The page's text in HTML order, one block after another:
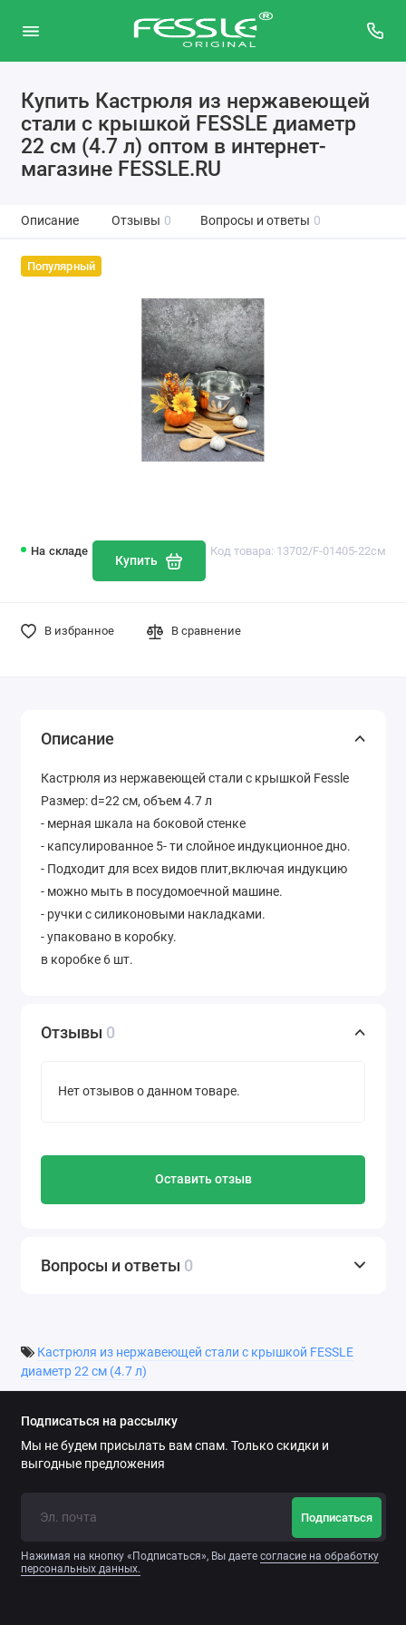
Купить Кастрюля из нержавеющей
стали с крышкой FESSLE диаметр
22 см (4.7 л) оптом в интернет-
магазине FESSLE.RU
Описание Отзывы 0 Вопросы и ответы 0
Популярный
На складе Код товара: 13702/F-01405-22см
Купить
В избранное В сравнение
Описание
Кастрюля из нержавеющей стали с крышкой Fessle
Размер: d=22 см, объем 4.7 л
- мерная шкала на боковой стенке
- капсулированное 5- ти слойное индукционное дно.
- Подходит для всех видов плит,включая индукцию
- можно мыть в посудомоечной машине.
- ручки с силиконовыми накладками.
- упаковано в коробку.
в коробке 6 шт.
Отзывы 0
Нет отзывов о данном товаре.
Оставить отзыв
Вопросы и ответы 0
Кастрюля из нержавеющей стали с крышкой FESSLE
диаметр 22 см (4.7 л)
Подписаться на рассылку
Мы не будем присылать вам спам. Только скидки и
выгодные предложения
Подписаться
Нажимая на кнопку «Подписаться», Вы даете согласие на обработку
персональных данных.